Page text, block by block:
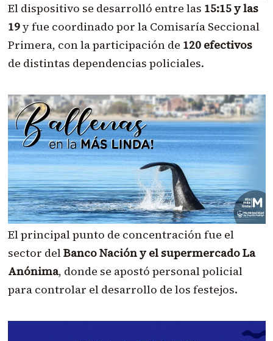
El dispositivo se desarrolló entre las 15:15 y las
19y fue coordinado por la Comisaría Seccional
Primera, con la participación de 120 efectivos
de distintas dependencias policiales.
El principal punto de concentración fue el
sector delBanco Nación y el supermercado La
Anónima, donde se apostó personal policial
para controlar el desarrollo de los festejos.